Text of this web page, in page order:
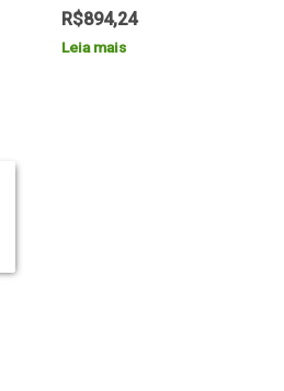
R$894,24
Leia mais